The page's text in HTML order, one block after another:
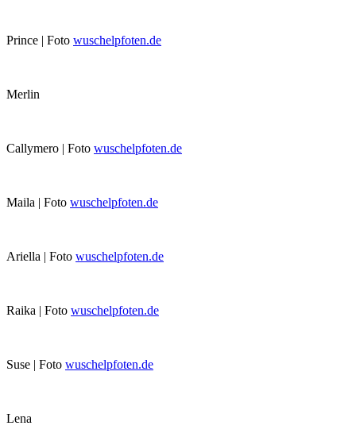
Prince | Foto wuschelpfoten.de
Merlin
Callymero | Foto wuschelpfoten.de
Maila | Foto wuschelpfoten.de
Ariella | Foto wuschelpfoten.de
Raika | Foto wuschelpfoten.de
Suse | Foto wuschelpfoten.de
Lena